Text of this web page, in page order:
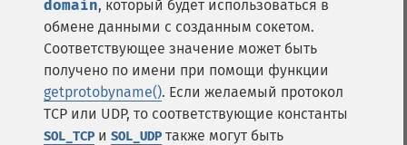
domain, который будет использоваться в
обмене данными с созданным сокетом.
Соответствующее значение может быть
получено по имени при помощи функции
getprotobyname(). Если желаемый протокол
TCP или UDP, то соответствующие константы
SOL_TCP и SOL_UDP также могут быть